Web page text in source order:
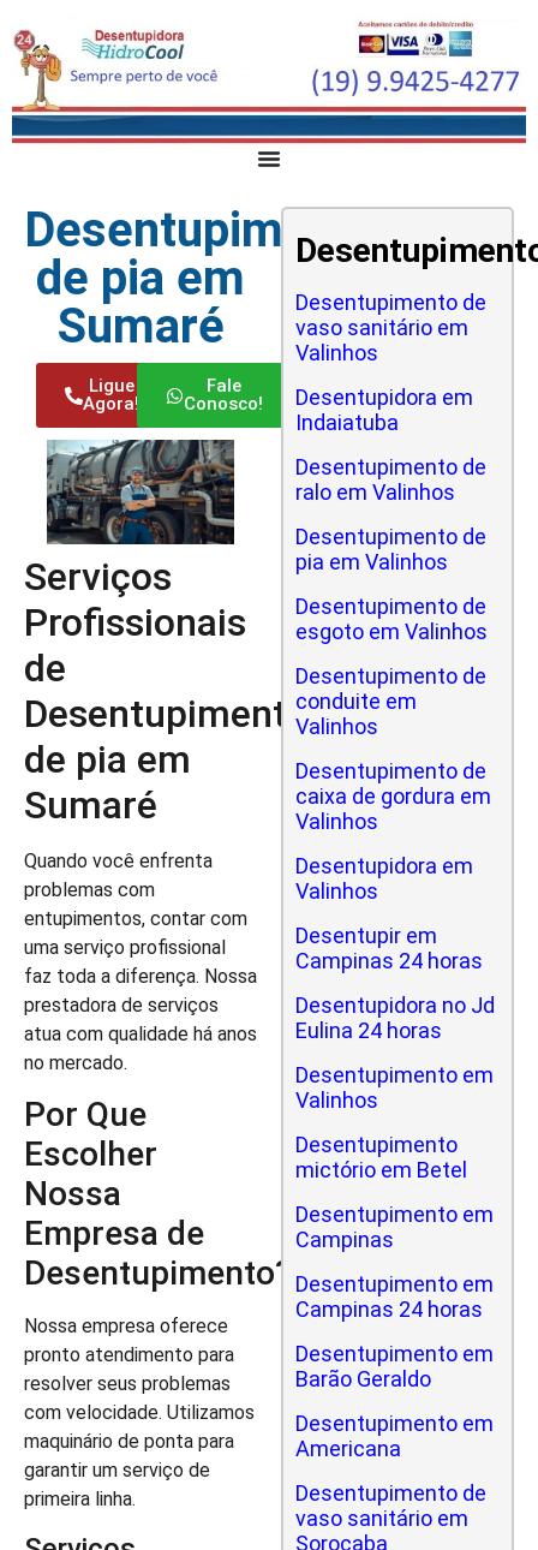
Desentupimento
de pia em
Sumaré
Ligue
Agora!
Fale
Conosco!
Serviços
Profissionais
de
Desentupimento
de pia em
Sumaré
Quando você enfrenta
problemas com
entupimentos, contar com
uma serviço profissional
faz toda a diferença. Nossa
prestadora de serviços
atua com qualidade há anos
no mercado.
Por Que
Escolher
Nossa
Empresa de
Desentupimento?
Nossa empresa oferece
pronto atendimento para
resolver seus problemas
com velocidade. Utilizamos
maquinário de ponta para
garantir um serviço de
primeira linha.
Desentupimento de
vaso sanitário em
Valinhos
Desentupidora em
Indaiatuba
Desentupimento de
ralo em Valinhos
Desentupimento de
pia em Valinhos
Desentupimento de
esgoto em Valinhos
Desentupimento de
conduite em
Valinhos
Desentupimento de
caixa de gordura em
Valinhos
Desentupidora em
Valinhos
Desentupir em
Campinas 24 horas
Desentupidora no Jd
Eulina 24 horas
Desentupimento em
Valinhos
Desentupimento
mictório em Betel
Desentupimento em
Campinas
Desentupimento em
Campinas 24 horas
Desentupimento em
Barão Geraldo
Desentupimento em
Americana
Desentupimento de
vaso sanitário em
Sorocaba